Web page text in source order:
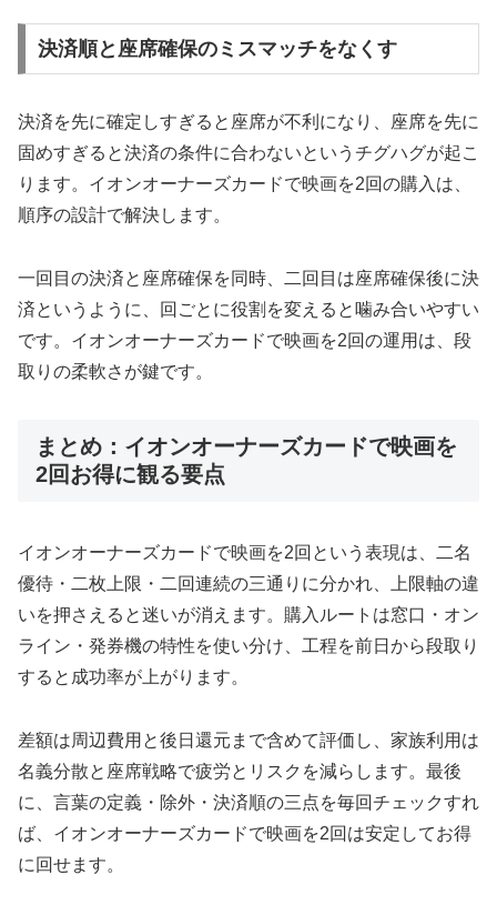
決済順と座席確保のミスマッチをなくす
決済を先に確定しすぎると座席が不利になり、座席を先に
固めすぎると決済の条件に合わないというチグハグが起こ
ります。イオンオーナーズカードで映画を2回の購入は、
順序の設計で解決します。
一回目の決済と座席確保を同時、二回目は座席確保後に決
済というように、回ごとに役割を変えると噛み合いやすい
です。イオンオーナーズカードで映画を2回の運用は、段
取りの柔軟さが鍵です。
まとめ：イオンオーナーズカードで映画を
2回お得に観る要点
イオンオーナーズカードで映画を2回という表現は、二名
優待・二枚上限・二回連続の三通りに分かれ、上限軸の違
いを押さえると迷いが消えます。購入ルートは窓口・オン
ライン・発券機の特性を使い分け、工程を前日から段取り
すると成功率が上がります。
差額は周辺費用と後日還元まで含めて評価し、家族利用は
名義分散と座席戦略で疲労とリスクを減らします。最後
に、言葉の定義・除外・決済順の三点を毎回チェックすれ
ば、イオンオーナーズカードで映画を2回は安定してお得
に回せます。